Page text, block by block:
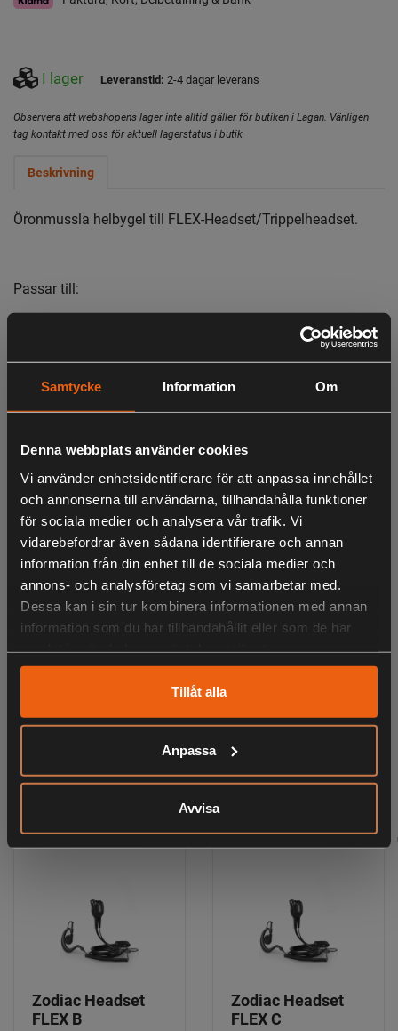
Samtycke Information Om
Denna webbplats använder cookies
Vi använder enhetsidentifierare för att anpassa innehållet
och annonserna till användarna, tillhandahålla funktioner
för sociala medier och analysera vår trafik. Vi
vidarebefordrar även sådana identifierare och annan
information från din enhet till de sociala medier och
annons- och analysföretag som vi samarbetar med.
Dessa kan i sin tur kombinera informationen med annan
information som du har tillhandahållit eller som de har
Tillåt alla
Anpassa
Avvisa
I lager Leveranstid: 2-4 dagar leverans
Observera att webshopens lager inte alltid gäller för butiken i Lagan. Vänligen
tag kontakt med oss för aktuell lagerstatus i butik
Beskrivning
Öronmussla helbygel till FLEX-Headset/Trippelheadset.
Passar till:
Zodiac 42359 FLEX-headset med mik "B"
Zodiac 47415 Radiokabel med mik "E"
Zodiac 42360 FLEX-headset "A"
LIKNANDE PRODUKTER
KÖPS OFTA TILLSAMMANS
ANDRA HAR OCKSÅ TITTAT PÅ
RELATERADE PRODUKTER
Zodiac Headset
FLEX B
Zodiac Headset
FLEX C